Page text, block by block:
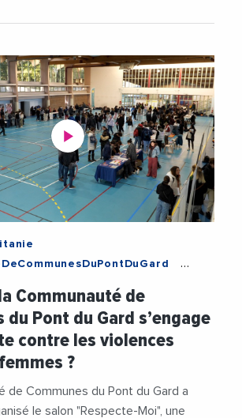
#Videos
Communauté de
du Pont du Gard s’engage
contre les violences
?
de Communes du Pont du Gard a
le salon "Respecte-Moi", une